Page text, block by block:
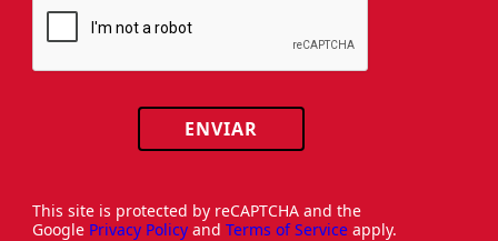
ENVIAR
This site is protected by reCAPTCHA and the
Google Privacy Policy and Terms of Service apply.